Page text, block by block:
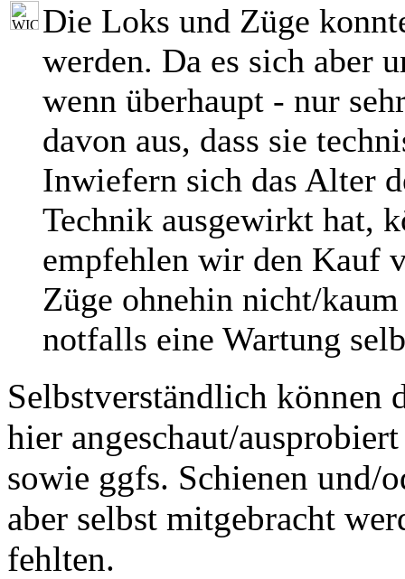
Die Loks und Züge
werden. Da es sich aber
wenn überhaupt - nur
davon aus, dass sie
Inwiefern sich das Alter
Technik ausgewirkt hat,
empfehlen wir den Kauf
Züge ohnehin nicht/
notfalls eine Wartung
Selbstverständlich
hier angeschaut/
sowie ggfs. Schienen und/
aber selbst mitgebracht
fehlten.